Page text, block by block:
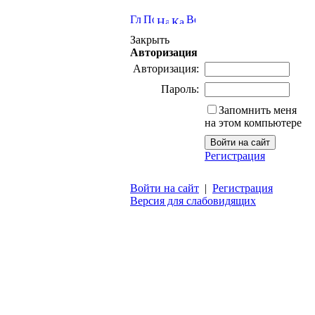
Закрыть
Авторизация
Авторизация:
Пароль:
Запомнить меня
на этом компьютере
Регистрация
Войти на сайт | Регистрация
Версия для слабовидящих